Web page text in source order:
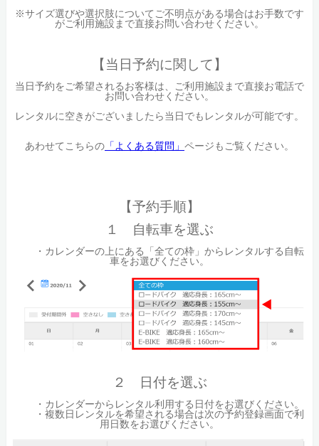
※サイズ選びや選択肢についてご不明点がある場合はお手数です
がご利用施設まで直接お問い合わせください。
【当日予約に関して】
当日予約をご希望されるお客様は、ご利用施設まで直接お電話で
お問い合わせください。
レンタルに空きがございましたら当日でもレンタルが可能です。
あわせてこちらの 「よくある質問」 ページもご覧ください。
【予約手順】
１ 自転車を選ぶ
・カレンダーの上にある「全ての枠」からレンタルする自転
車をお選びください。
２ 日付を選ぶ
・カレンダーからレンタル利用する日付をお選びください。
・複数日レンタルを希望される場合は次の予約登録画面で利
用日数をお選びください。